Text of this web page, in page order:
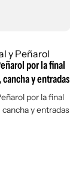
por la final
y entradas
por la final
y entradas